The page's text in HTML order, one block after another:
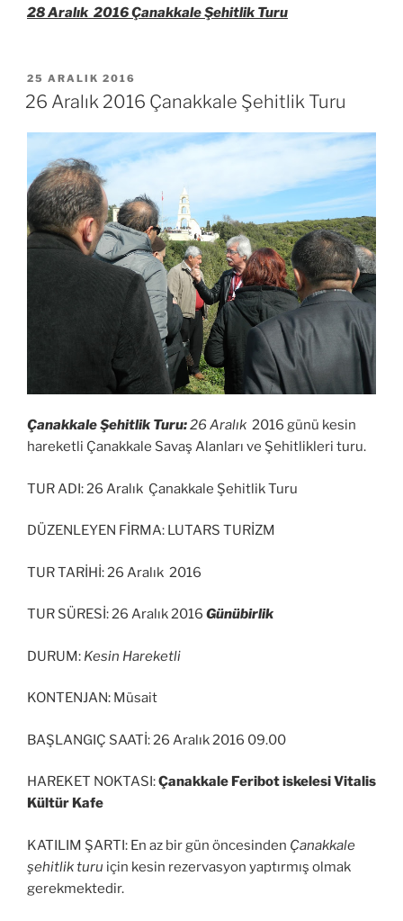
28 Aralık 2016 Çanakkale Şehitlik Turu
YAYIM
TARIHI
25 ARALIK 2016
26 Aralık 2016 Çanakkale Şehitlik Turu
Çanakkale Şehitlik Turu:26 Aralık 2016 günü kesin
hareketli Çanakkale Savaş Alanları ve Şehitlikleri turu.
TUR ADI: 26 Aralık Çanakkale Şehitlik Turu
DÜZENLEYEN FİRMA: LUTARS TURİZM
TUR TARİHİ: 26 Aralık 2016
TUR SÜRESİ: 26 Aralık 2016 Günübirlik
DURUM: Kesin Hareketli
KONTENJAN: Müsait
BAŞLANGIÇ SAATİ: 26 Aralık 2016 09.00
HAREKET NOKTASI:Çanakkale Feribot iskelesi Vitalis
Kültür Kafe
KATILIM ŞARTI: En az bir gün öncesinden Çanakkale
şehitlik turu için kesin rezervasyon yaptırmış olmak
gerekmektedir.